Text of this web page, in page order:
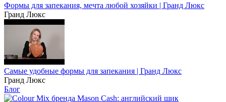
Формы для запекания, мечта любой хозяйки | Гранд Люкс
Гранд Люкс
Самые удобные формы для запекания | Гранд Люкс
Гранд Люкс
Блог